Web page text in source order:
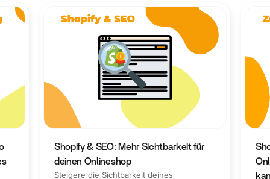
Shopify & SEO: Mehr Sichtbarkeit für
deinen Onlineshop
Steigere die Sichtbarkeit deines